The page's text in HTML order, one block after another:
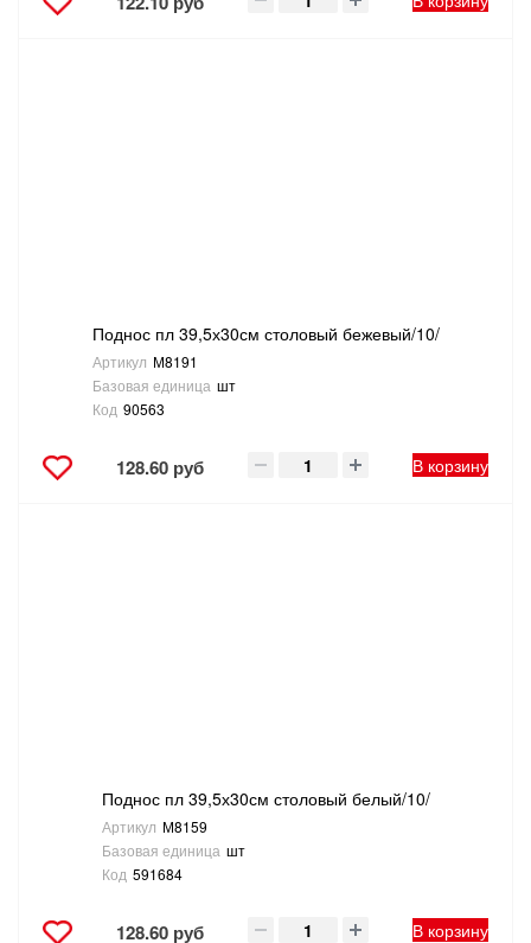
Поднос пл 39,5х30см столовый бежевый/10/
Артикул М8191
Базовая единица шт
Код 90563
128.60 руб В корзину
Поднос пл 39,5х30см столовый белый/10/
Артикул М8159
Базовая единица шт
Код 591684
128.60 руб В корзину